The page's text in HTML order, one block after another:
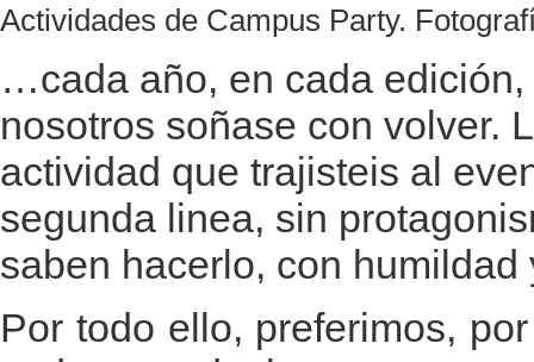
Actividades de Campus Party.
…cada año, en cada
nosotros soñase con volver.
actividad que trajisteis al
segunda linea, sin
saben hacerlo, con humildad
Por todo ello, preferimos,